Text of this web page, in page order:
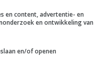
en content, advertentie- en
en ontwikkeling van
en/of openen